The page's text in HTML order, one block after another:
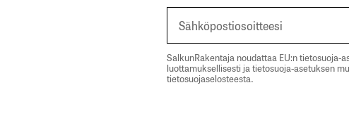
SalkunRakentaja noudattaa EU:n tietosuoja-
luottamuksellisesti ja tietosuoja-asetuksen
tietosuojaselosteesta.